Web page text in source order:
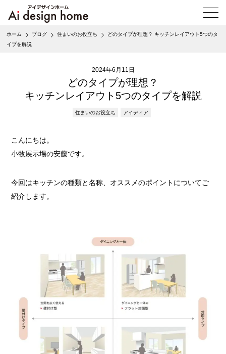
メ
ニ
ー
ホーム ブログ 住まいのお役立ち
どのタイプが理想？ キッチンレイアウト5つのタ
イプを解説
2024年6月11日
どのタイプが理想？
キッチンレイアウト5つのタイプを解説
住まいのお役立ち アイディア
こんにちは。
小牧展示場の安藤です。
今回はキッチンの種類と名称、オススメのポイントについてご
紹介します。